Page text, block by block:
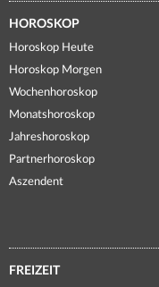
HOROSKOP
Horoskop Heute
Horoskop Morgen
Wochenhoroskop
Monatshoroskop
Jahreshoroskop
Partnerhoroskop
Aszendent
FREIZEIT